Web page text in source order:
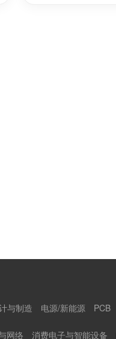
与制造 电源/新能源 PCB
网络 消费电子与智能设备